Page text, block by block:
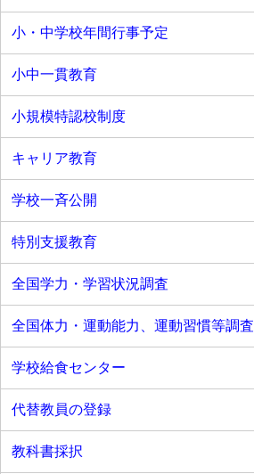
小・中学校年間行事予定
小中一貫教育
小規模特認校制度
キャリア教育
学校一斉公開
特別支援教育
全国学力・学習状況調査
全国体力・運動能力、運動習慣等調査
学校給食センター
代替教員の登録
教科書採択